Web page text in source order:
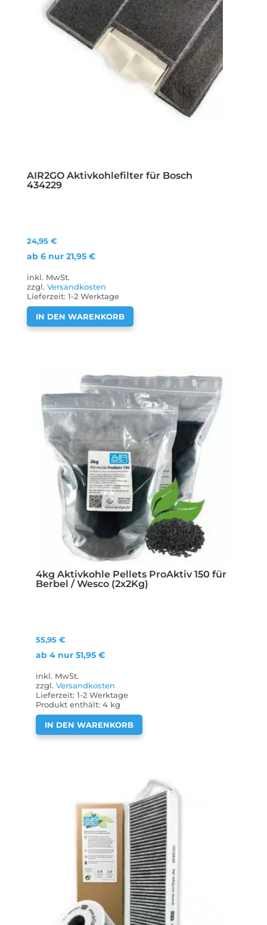
AIR2GO Aktivkohlefilter für Bosch
434229
24,95€
ab 6 nur21,95€
inkl. MwSt.
zzgl.Versandkosten
Lieferzeit:1-2 Werktage
IN DEN WARENKORB
4kg Aktivkohle Pellets ProAktiv 150 für
Berbel / Wesco (2x2Kg)
55,95 €
ab 4 nur 51,95 €
inkl. MwSt.
zzgl. Versandkosten
Lieferzeit: 1-2 Werktage
Produkt enthält: 4 kg
IN DEN WARENKORB